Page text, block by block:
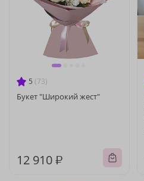
5 (73)
Букет "Широкий жест"
12 910 ₽